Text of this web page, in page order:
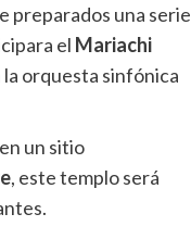
preparados una serie
el Mariachi
la orquesta sinfónica
un sitio
, este templo será